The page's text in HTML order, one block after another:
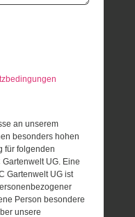
an unserem
besonders hohen
für folgenden
UG. Eine
Gartenwelt UG ist
Person besondere
unsere